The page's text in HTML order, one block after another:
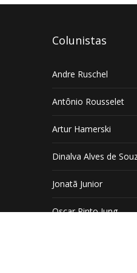
Colunistas
Andre Ruschel
Antônio Rousselet
Artur Hamerski
Dinalva Alves de
Jonatã Junior
Oscar Pinto Jung